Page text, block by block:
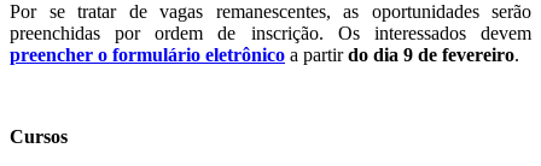
Por se tratar de vagas remanescentes, as oportunidades serão
preenchidas por ordem de inscrição. Os interessados devem
preencher o formulário eletrônico a partirdo dia 9 de fevereiro.
Cursos